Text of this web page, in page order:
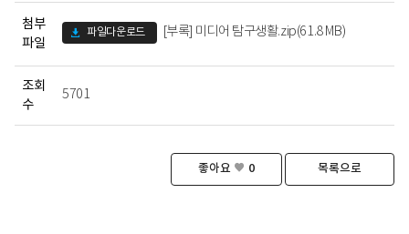
첨부
파일
[부록] 미디어 탐구생활.zip(61.8 MB)
조회
수
5701
좋아요 0 목록으로